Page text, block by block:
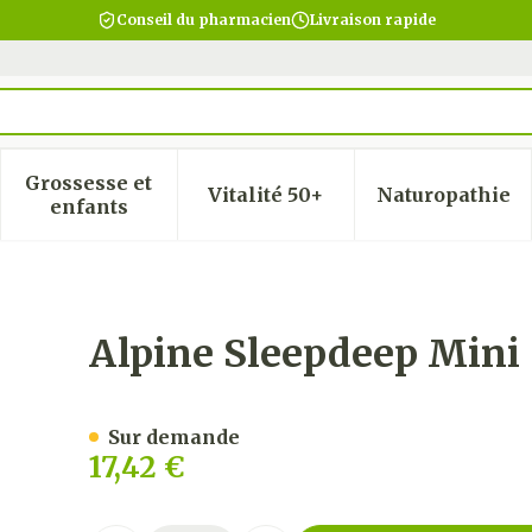
Conseil du pharmacien Livraison rapide
catégorie Beauté, soins et hygiène
sous-menu pour la catégorie Régime,
Grossesse et
enfantsAfficher le sous-menu pour la catégorie
Vitalité 50+Afficher le sous-menu
Naturopathie
Afficher
Alpine Sleepdeep Mini
17,42 €
Sur demande